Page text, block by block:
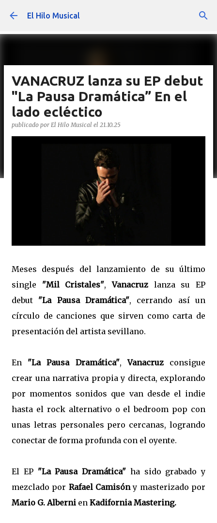
Ir al contenido principal
El Hilo Musical
VANACRUZ lanza su EP debut
"La Pausa Dramática” En el
lado ecléctico
publicado por El Hilo Musical el 21.10.25
Meses después del lanzamiento de su último
single "Mil Cristales",Vanacruz lanza su EP
debut "La Pausa Dramática", cerrando así un
círculo de canciones que sirven como carta de
presentación del artista sevillano.
En "La Pausa Dramática",Vanacruzconsigue
crear una narrativa propia y directa, explorando
por momentos sonidos que van desde el indie
hasta el rock alternativo o el bedroom pop con
unas letras personales pero cercanas, logrando
conectar de forma profunda con el oyente.
El EP "La Pausa Dramática" ha sido grabado y
mezclado por Rafael Camisóny masterizado por
Mario G. Alberni en Kadifornia Mastering.